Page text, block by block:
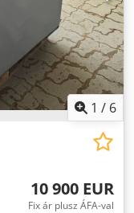
1 / 6
10 900 EUR
Fix ár plusz ÁFA-val